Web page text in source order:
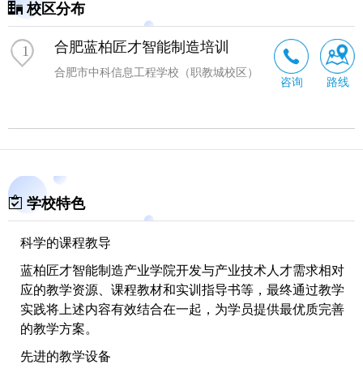
产型和智能型教育装备的研发生产、销售及服务为载体，
课程教材和实训指导书等，并通过软件管理系统将这些有
效的结合在一起，为职业教育提供优质完善的整体解决方
案，同时也创造了“蓝柏智联”教育装备自主品牌。
校区分布
1 合肥蓝柏匠才智能制造培训
合肥市中科信息工程学校（职教城校区）
咨询 路线
学校特色
科学的课程教导
蓝柏匠才智能制造产业学院开发与产业技术人才需求相对
应的教学资源、课程教材和实训指导书等，最终通过教学
实践将上述内容有效结合在一起，为学员提供最优质完善
的教学方案。
先进的教学设备